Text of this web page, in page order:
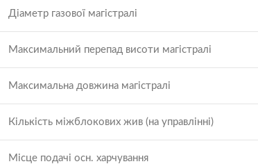
Діаметр газової магістралі
Максимальний перепад висоти магістралі
Максимальна довжина магістралі
Кількість міжблокових жив (на управлінні)
Місце подачі осн. харчування